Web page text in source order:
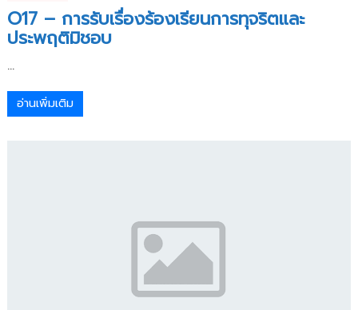
O17 – การรับเรื่องร้องเรียนการทุจริตและ
ประพฤติมิชอบ
...
อ่านเพิ่มเติม